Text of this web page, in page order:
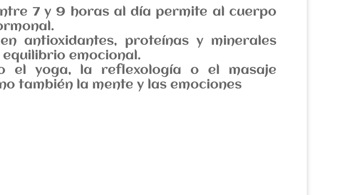
7 y 9 horas al día permite al cuerpo
antioxidantes, proteínas y minerales
emocional.
el yoga, la reflexología o el masaje
también la mente y las emociones